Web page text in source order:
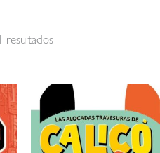
resultadosOrdenado